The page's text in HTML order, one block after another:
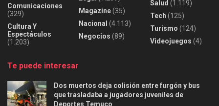
Comunicaciones
(329)
Cultura Y
Espectáculos
(1.203)
Magazine(35)
Nacional (4.113)
Negocios (89)
Salud (1.119)
Tech (125)
Turismo (124)
Videojuegos (4)
Te puede interesar
Dos muertos deja colisión entre furgón y bus
que trasladaba a jugadores juveniles de
Deportes Temuco